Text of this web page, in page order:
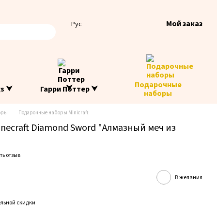
Рус Мой заказ
⮟ Гарри Поттер ⮟
Подарочные
наборы
Подарочные наборы Minicraft
Diamond Sword "Алмазный меч из
отзыв
В желания
скидки